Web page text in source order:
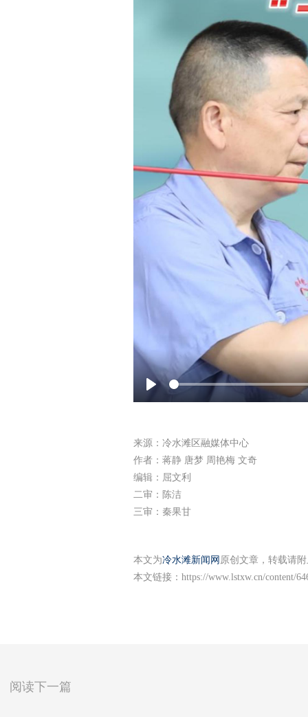
Play
来源：冷水滩区融媒体中心
作者：蒋静 唐梦 周艳梅 文奇
编辑：屈文利
二审：陈洁
三审：秦果甘
本文为冷水滩新闻网 原创文章，转载请
本文链接： https://www.lstxw.cn/content/
阅读下一篇